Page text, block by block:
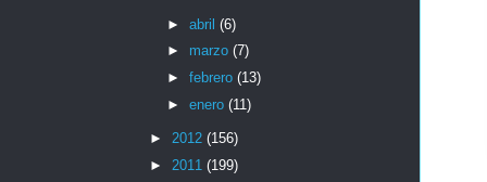
► abril (6)
► marzo (7)
► febrero (13)
► enero (11)
► 2012 (156)
► 2011 (199)